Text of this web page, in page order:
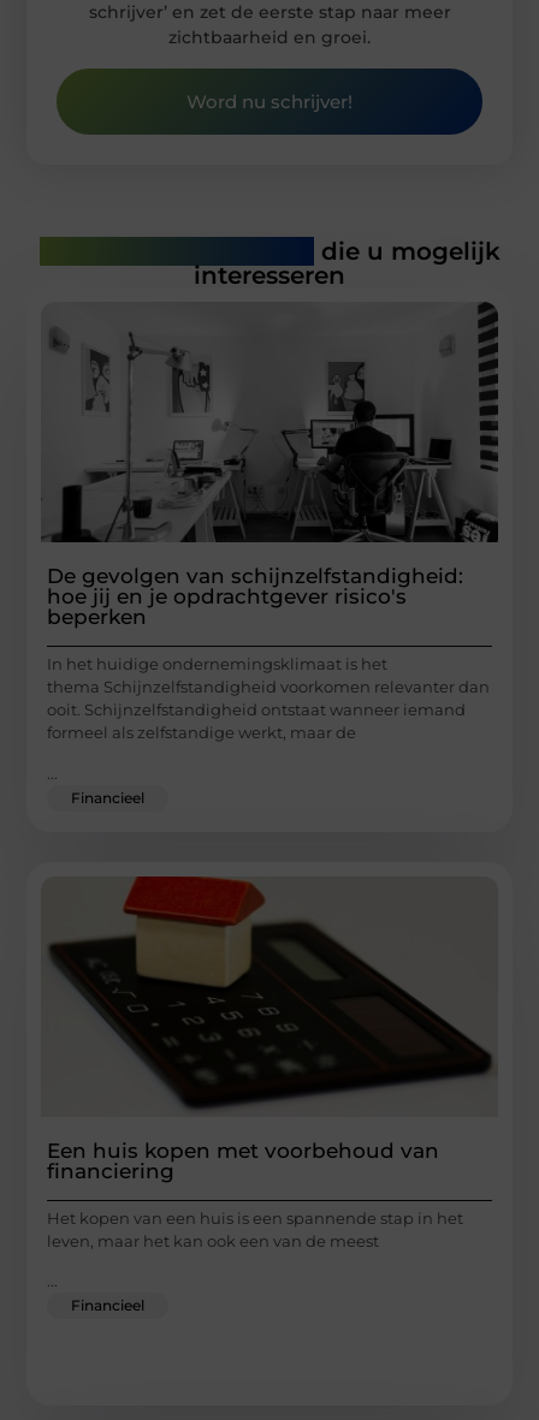
schrijver’ en zet de eerste stap naar meer
zichtbaarheid en groei.
Word nu schrijver!
die u mogelijk
interesseren
De gevolgen van schijnzelfstandigheid:
hoe jij en je opdrachtgever risico's
beperken
In het huidige ondernemingsklimaat is het
thema Schijnzelfstandigheid voorkomen relevanter dan
ooit. Schijnzelfstandigheid ontstaat wanneer iemand
formeel als zelfstandige werkt, maar de
Financieel
Een huis kopen met voorbehoud van
financiering
Het kopen van een huis is een spannende stap in het
leven, maar het kan ook een van de meest
Financieel